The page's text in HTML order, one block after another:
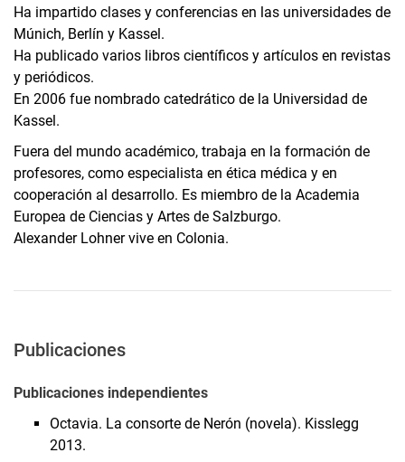
Ha impartido clases y conferencias en las universidades de
Múnich, Berlín y Kassel.
Ha publicado varios libros científicos y artículos en revistas
y periódicos.
En 2006 fue nombrado catedrático de la Universidad de
Kassel.
Fuera del mundo académico, trabaja en la formación de
profesores, como especialista en ética médica y en
cooperación al desarrollo. Es miembro de la Academia
Europea de Ciencias y Artes de Salzburgo.
Alexander Lohner vive en Colonia.
Publicaciones
Publicaciones independientes
Octavia. La consorte de Nerón (novela). Kisslegg
2013.